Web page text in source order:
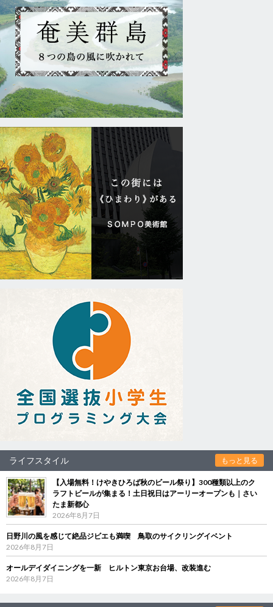
ライフスタイル もっと見る
【入場無料！けやきひろば秋のビール祭り】300種類以上のク
ラフトビールが集まる！土日祝日はアーリーオープンも｜さい
たま新都心
2026年8月7日
日野川の風を感じて絶品ジビエも満喫 鳥取のサイクリングイベント
2026年8月7日
オールデイダイニングを一新 ヒルトン東京お台場、改装進む
2026年8月7日